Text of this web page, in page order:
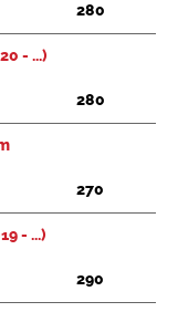
280
- ...)
280
270
- ...)
290